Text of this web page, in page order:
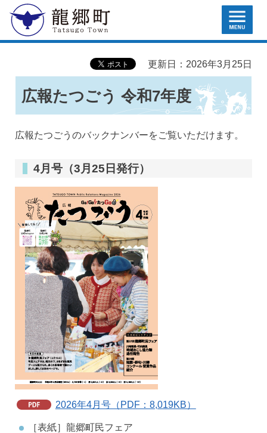
龍郷町 MENU
更新日：2026年3月25日
広報たつごう 令和7年度
広報たつごうのバックナンバーをご覧いただけます。
4月号（3月25日発行）
2026年4月号（PDF：8,019KB）
［表紙］龍郷町民フェア